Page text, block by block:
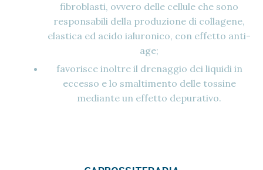
fibroblasti, ovvero delle cellule che sono
responsabili della produzione di collagene,
elastica ed acido ialuronico, con effetto anti-
age;
favorisce inoltre il drenaggio dei liquidi in
eccesso e lo smaltimento delle tossine
mediante un effetto depurativo.